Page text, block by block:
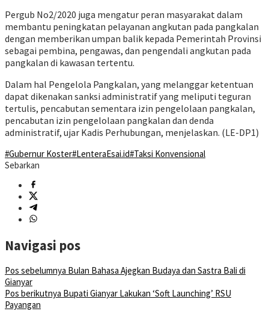
Pergub No2/2020 juga mengatur peran masyarakat dalam
membantu peningkatan pelayanan angkutan pada pangkalan
dengan memberikan umpan balik kepada Pemerintah Provinsi
sebagai pembina, pengawas, dan pengendali angkutan pada
pangkalan di kawasan tertentu.
Dalam hal Pengelola Pangkalan, yang melanggar ketentuan
dapat dikenakan sanksi administratif yang meliputi teguran
tertulis, pencabutan sementara izin pengelolaan pangkalan,
pencabutan izin pengelolaan pangkalan dan denda
administratif, ujar Kadis Perhubungan, menjelaskan. (LE-DP1)
#Gubernur Koster#LenteraEsai.id#Taksi Konvensional
Sebarkan
Navigasi pos
Pos sebelumnya Bulan Bahasa Ajegkan Budaya dan Sastra Bali di
Gianyar
Pos berikutnya Bupati Gianyar Lakukan ‘Soft Launching’ RSU
Payangan